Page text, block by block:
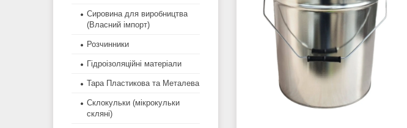
Сировина для виробництва
(Власний імпорт)
Розчинники
Гідроізоляційні матеріали
Тара Пластикова та Металева
Склокульки (мікрокульки
скляні)